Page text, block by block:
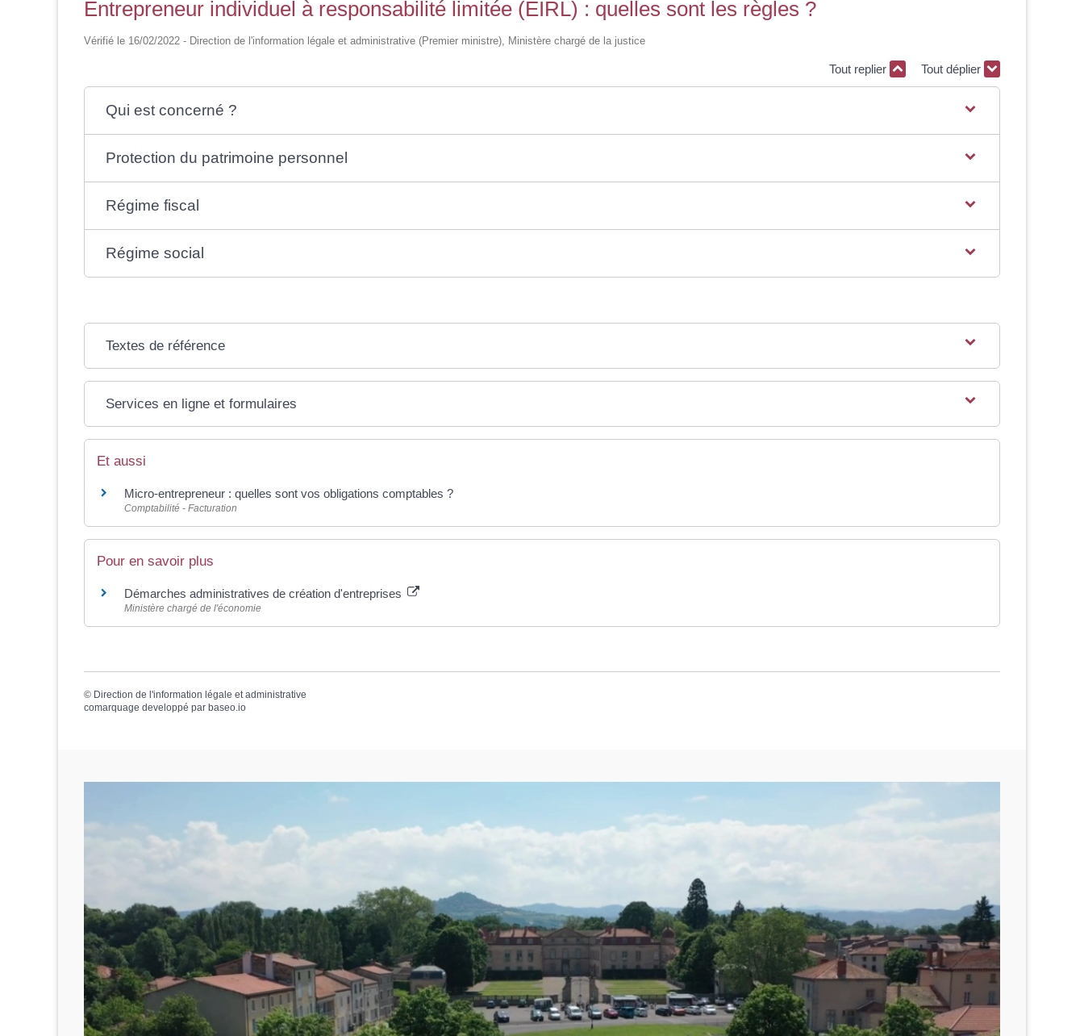
Entrepreneur individuel à responsabilité limitée (EIRL) : quelles sont les règles ?
Vérifié le 16/02/2022 - Direction de l'information légale et administrative (Premier ministre), Ministère chargé de la justice
Tout replier Tout déplier
Qui est concerné ?
Protection du patrimoine personnel
Régime fiscal
Régime social
Textes de référence
Services en ligne et formulaires
Et aussi
Micro-entrepreneur : quelles sont vos obligations comptables ?
Comptabilité - Facturation
Pour en savoir plus
Démarches administratives de création d'entreprises
Ministère chargé de l'économie
© Direction de l'information légale et administrative
comarquage developpé par baseo.io